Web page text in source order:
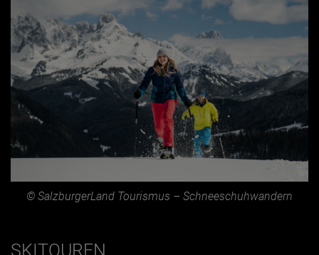
© SalzburgerLand Tourismus – Schneeschuhwandern
SKITOUREN